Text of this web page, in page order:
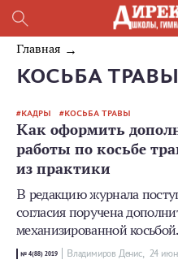
Главная
КОСЬБА ТРАВЫ
КАДРЫ КОСЬБА ТРАВЫ
Как оформить
работы по косьбе
из практики
В редакцию журнала
согласия поручена
механизированной
№ 4(88) 2019 Владимиров Денис, 24